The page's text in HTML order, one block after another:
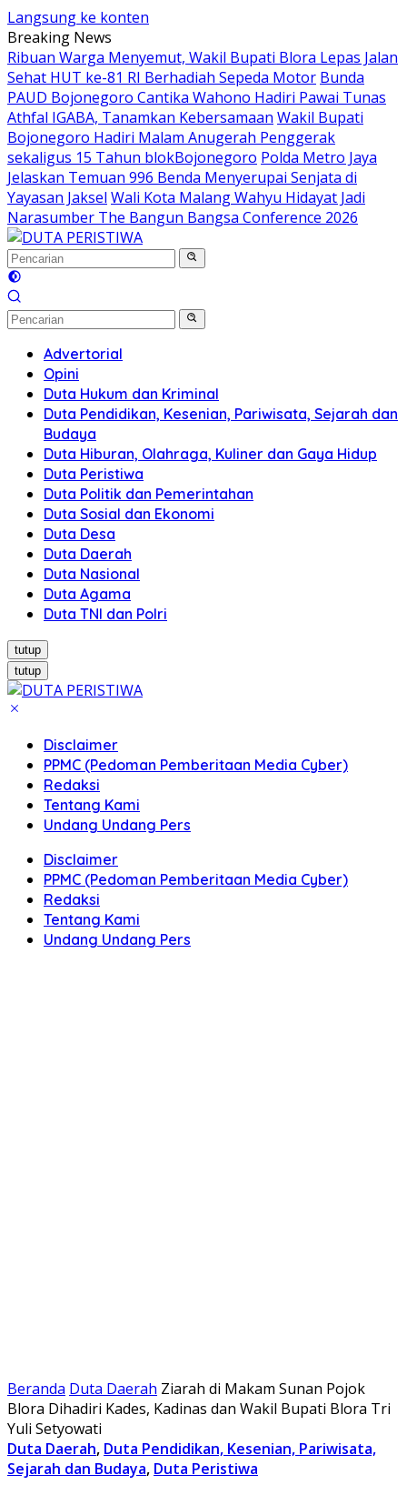
Langsung ke konten
Breaking News
Ribuan Warga Menyemut, Wakil Bupati Blora Lepas Jalan
Sehat HUT ke-81 RI Berhadiah Sepeda Motor Bunda
PAUD Bojonegoro Cantika Wahono Hadiri Pawai Tunas
Athfal IGABA, Tanamkan Kebersamaan Wakil Bupati
Bojonegoro Hadiri Malam Anugerah Penggerak
sekaligus 15 Tahun blokBojonegoro Polda Metro Jaya
Jelaskan Temuan 996 Benda Menyerupai Senjata di
Yayasan Jaksel Wali Kota Malang Wahyu Hidayat Jadi
Narasumber The Bangun Bangsa Conference 2026
Advertorial
Opini
Duta Hukum dan Kriminal
Duta Pendidikan, Kesenian, Pariwisata, Sejarah dan
Budaya
Duta Hiburan, Olahraga, Kuliner dan Gaya Hidup
Duta Peristiwa
Duta Politik dan Pemerintahan
Duta Sosial dan Ekonomi
Duta Desa
Duta Daerah
Duta Nasional
Duta Agama
Duta TNI dan Polri
tutup
tutup
Disclaimer
PPMC (Pedoman Pemberitaan Media Cyber)
Redaksi
Tentang Kami
Undang Undang Pers
Disclaimer
PPMC (Pedoman Pemberitaan Media Cyber)
Redaksi
Tentang Kami
Undang Undang Pers
Beranda Duta Daerah Ziarah di Makam Sunan Pojok
Blora Dihadiri Kades, Kadinas dan Wakil Bupati Blora Tri
Yuli Setyowati
Duta Daerah, Duta Pendidikan, Kesenian, Pariwisata,
Sejarah dan Budaya, Duta Peristiwa